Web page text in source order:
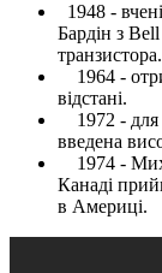
1948 -
Бардін з
транзистора.
1964 -
відстані.
1972 - для
введена
1974 -
Канаді
в Америці.